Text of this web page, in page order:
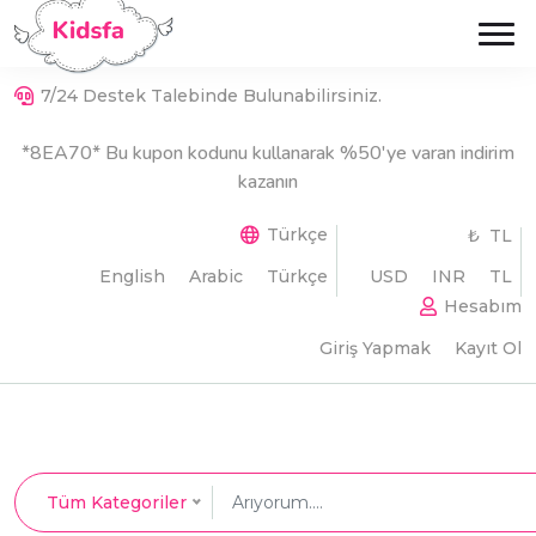
7/24 Destek Talebinde Bulunabilirsiniz.
*8EA70* Bu kupon kodunu kullanarak %50'ye varan indirim
kazanın
Türkçe
English
Arabic Türkçe
₺ TL
USD
INR
TL
Hesabım
Giriş Yapmak
Kayıt Ol
Tüm Kategoriler